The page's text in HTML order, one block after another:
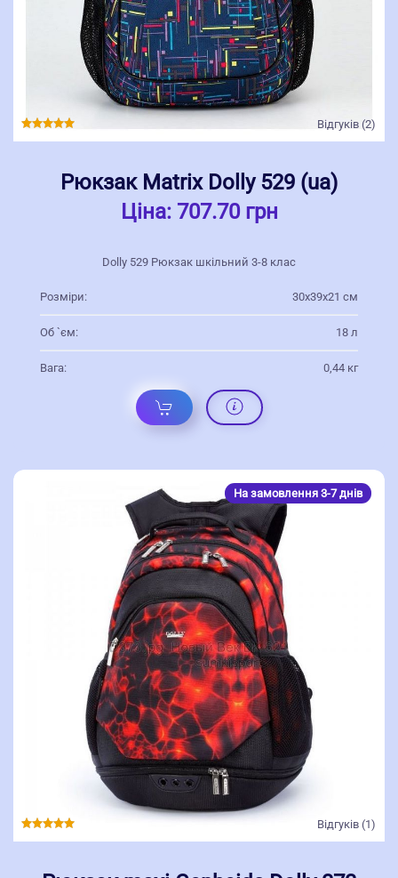
Відгуків (2)
Рюкзак Matrix Dolly 529 (ua)
Ціна: 707.70 грн
Dolly 529 Рюкзак шкільний 3-8 клас
Розміри: 30х39х21 см
Об `єм: 18 л
Вага: 0,44 кг
Відгуків (1)
На замовлення 3-7 днів